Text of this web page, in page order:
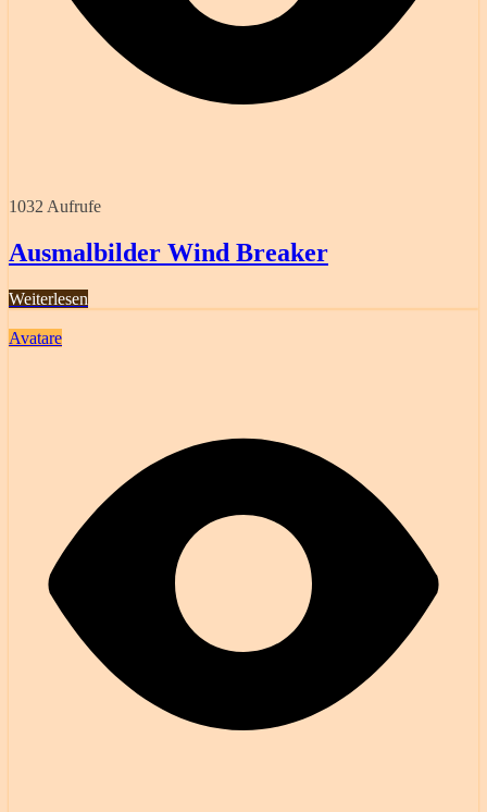
1032 Aufrufe
Ausmalbilder Wind Breaker
Weiterlesen
Avatare